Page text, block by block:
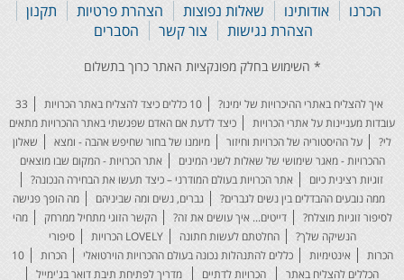
הכרנו אודותינו שאלות נפוצות הצהרת פרטיות
תקנון
הצהרת נגישות
צור קשר הסברים
איך להצליח באתרי ההיכרויות של ימינו? 10 כללים כיצד להצליח באתר הכרויות
33
עובדות מעניינות על אתרי הכרויות
כיצד לדעת אם האדם שפגשתי באתר ההכרויות מתאים
לי?
על ההיסטוריה של הכרויות וחיזור מיומנו של בחור שחיפש אהבה - ומצא
שאלון
ההכרויות - מאגר שימושי של שאלות לשני המינים
אתר הכרויות - המקום שבו מוצאים
זוגיות רצינית כיום
אתר הכרויות בעולם המודרני – כיצד תעשו את הבחירה הנכונה?
ממה נובעים ההבדלים בין נשים לגברים?
גברים, נשים ומה שביניהם
מה הופך פגישה
לסיפור זוגיות מוצלח?
דייטים... איך עושים את זה? הקשר הזוגי מתחיל ממרחק
מהי
הנשיקה שלך?
החלטתם לעשות חתונה LOVELY הכרויות
סיפורי
הכרות
אינטימיות כללים להתנהלות נכונה בעולם ההכרויות הוירטואלי הכרות
10
הכללים להצליח באתר
הכרויות לדתיים מדריך לפתיחת תיבת דואר בג'ימייל